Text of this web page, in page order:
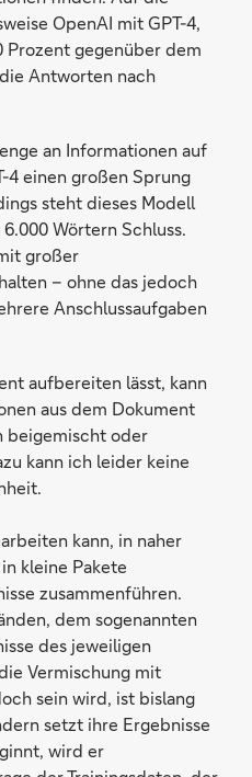
OpenAI mit GPT-4,
Prozent gegenüber dem
Antworten nach
an Informationen auf
einen großen Sprung
steht dieses Modell
Wörtern Schluss.
großer
– ohne das jedoch
Anschlussaufgaben
aufbereiten lässt, kann
aus dem Dokument
beigemischt oder
kann ich leider keine
kann, in naher
kleine Pakete
zusammenführen.
dem sogenannten
des jeweiligen
Vermischung mit
sein wird, ist bislang
setzt ihre Ergebnisse
wird er